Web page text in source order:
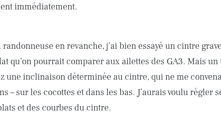
immédiatement.
randonneuse en revanche, j’ai bien essayé un cintre
qu’on pourrait comparer aux ailettes des GA3. Mais un
une inclinaison déterminée au cintre, qui ne me
– sur les cocottes et dans les bas. J’aurais voulu régler
et des courbes du cintre.